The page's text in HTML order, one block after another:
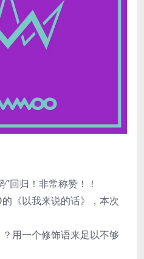
回归！非常称赞！！
《以我来说的话》，本次
用一个修饰语来足以不够